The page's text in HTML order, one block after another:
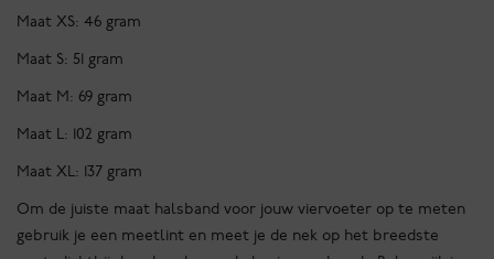
Maat XS: 46 gram
Maat S: 51 gram
Maat M: 69 gram
Maat L: 102 gram
Maat XL: 137 gram
Om de juiste maat halsband voor jouw viervoeter op te meten
gebruik je een meetlint en meet je de nek op het breedste